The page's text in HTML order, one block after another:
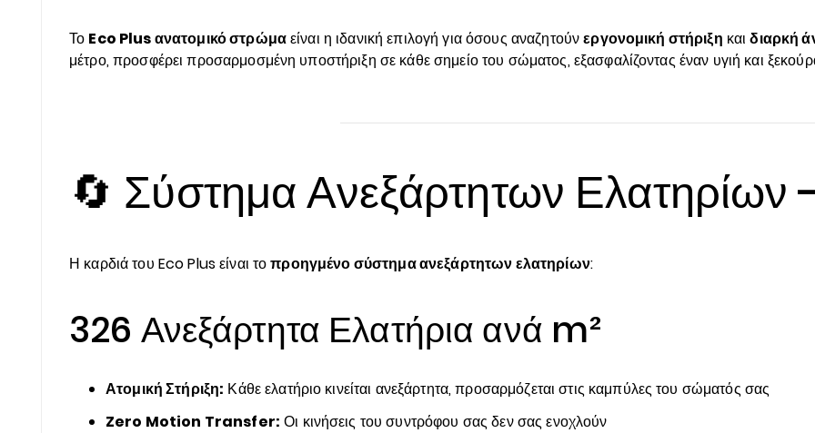
Το Eco Plus ανατομικό στρώμαείναι η ιδανική επιλογή για όσους αναζητούνεργονομική στήριξη καιδιαρκή
μέτρο, προσφέρει προσαρμοσμένη υποστήριξη σε κάθε σημείο του σώματος, εξασφαλίζοντας έναν υγιή και
🔄 Σύστημα Ανεξάρτητων
Η καρδιά του Eco Plus είναι τοπροηγμένο σύστημα ανεξάρτητων ελατηρίων:
326 Ανεξάρτητα Ελατήρια ανά m²
Ατομική Στήριξη: Κάθε ελατήριο κινείται ανεξάρτητα, προσαρμόζεται στις καμπύλες του σώματός σας
Zero Motion Transfer: Οι κινήσεις του συντρόφου σας δεν σας ενοχλούν